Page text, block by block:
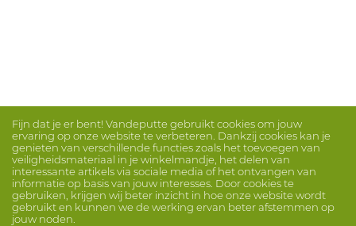
Fijn dat je er bent! Vandeputte gebruikt cookies om jouw
ervaring op onze website te verbeteren. Dankzij cookies kan je
genieten van verschillende functies zoals het toevoegen van
veiligheidsmateriaal in je winkelmandje, het delen van
interessante artikels via sociale media of het ontvangen van
informatie op basis van jouw interesses. Door cookies te
gebruiken, krijgen wij beter inzicht in hoe onze website wordt
gebruikt en kunnen we de werking ervan beter afstemmen op
jouw noden.